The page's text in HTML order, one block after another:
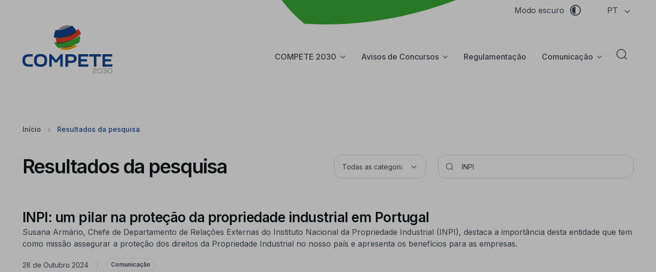
Modo escuro PT
COMPETE 2030 Avisos de Concursos Regulamentação Comunicação Abrir
Início Resultados da pesquisa
Resultados da pesquisa
INPI: um pilar na proteção da propriedade industrial em Portugal
Susana Armário, Chefe de Departamento de Relações Externas do Instituto Nacional da Propriedade Industrial (INPI), destaca a importância desta entidade que tem
como missão assegurar a proteção dos direitos da Propriedade Industrial no nosso país e apresenta os benefícios para as empresas.
28 de Outubro 2024 Comunicação